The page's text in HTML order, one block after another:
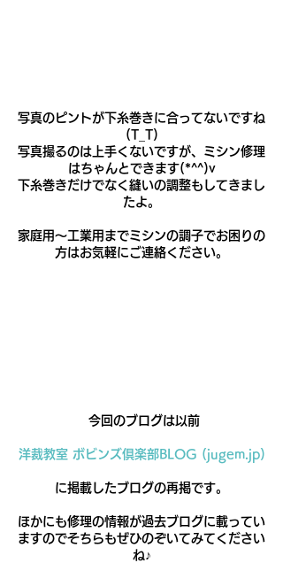
写真のピントが下糸巻きに合ってないですね
(T_T)
写真撮るのは上手くないですが、ミシン修理
はちゃんとできます(*^^)v
下糸巻きだけでなく縫いの調整もしてきまし
たよ。
家庭用～工業用までミシンの調子でお困りの
方はお気軽にご連絡ください。
今回のブログは以前
洋裁教室 ボビンズ倶楽部BLOG (jugem.jp)
に掲載したブログの再掲です。
ほかにも修理の情報が過去ブログに載ってい
ますのでそちらもぜひのぞいてみてください
ね♪